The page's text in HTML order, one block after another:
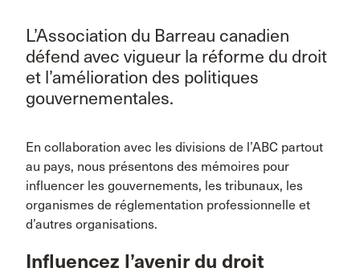
L’Association du Barreau canadien
défend avec vigueur la réforme du droit
et l’amélioration des politiques
gouvernementales.
En collaboration avec les divisions de l’ABC partout
au pays, nous présentons des mémoires pour
influencer les gouvernements, les tribunaux, les
organismes de réglementation professionnelle et
d’autres organisations.
Influencez l’avenir du droit